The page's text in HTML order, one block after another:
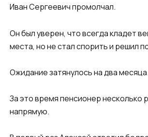
Иван Сергеевич промолчал.
Он был уверен, что всегда кладет
места, но не стал спорить и решил
Ожидание затянулось на два месяца.
За это время пенсионер несколько
напрямую.